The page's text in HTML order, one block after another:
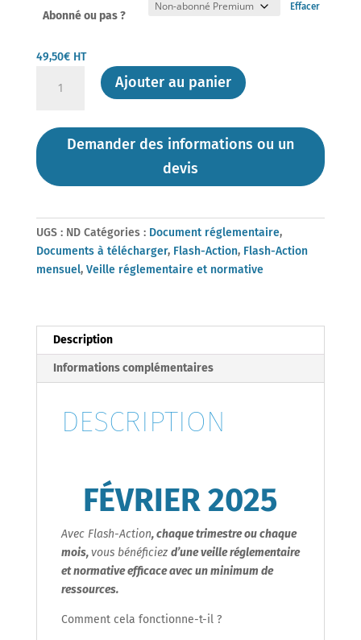
Abonné ou pas ?
Effacer
49,50€ HT
Action
de
DMEXPERTS
Février
Ajouter au panier
Demander des informations ou un
devis
UGS : ND Catégories : Document réglementaire,
Documents à télécharger, Flash-Action, Flash-Action
mensuel, Veille réglementaire et normative
Description
Informations complémentaires
DESCRIPTION
FÉVRIER2025
Avec Flash-Action, chaque trimestre ou chaque
mois,vous bénéficiez d’une veille réglementaire
et normative efficace avec un minimum de
ressources.
Comment cela fonctionne-t-il ?